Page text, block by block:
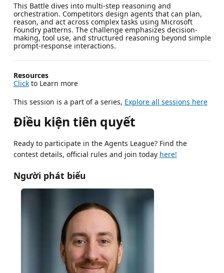
This Battle dives into multi-step reasoning and
orchestration. Competitors design agents that can plan,
reason, and act across complex tasks using Microsoft
Foundry patterns. The challenge emphasizes decision-
making, tool use, and structured reasoning beyond simple
prompt-response interactions.
Resources
Clickto Learn more
This session is a part of a series, Explore all sessions here
Điều kiện tiên quyết
Ready to participate in the Agents League? Find the
contest details, official rules and join today here!
Người phát biểu